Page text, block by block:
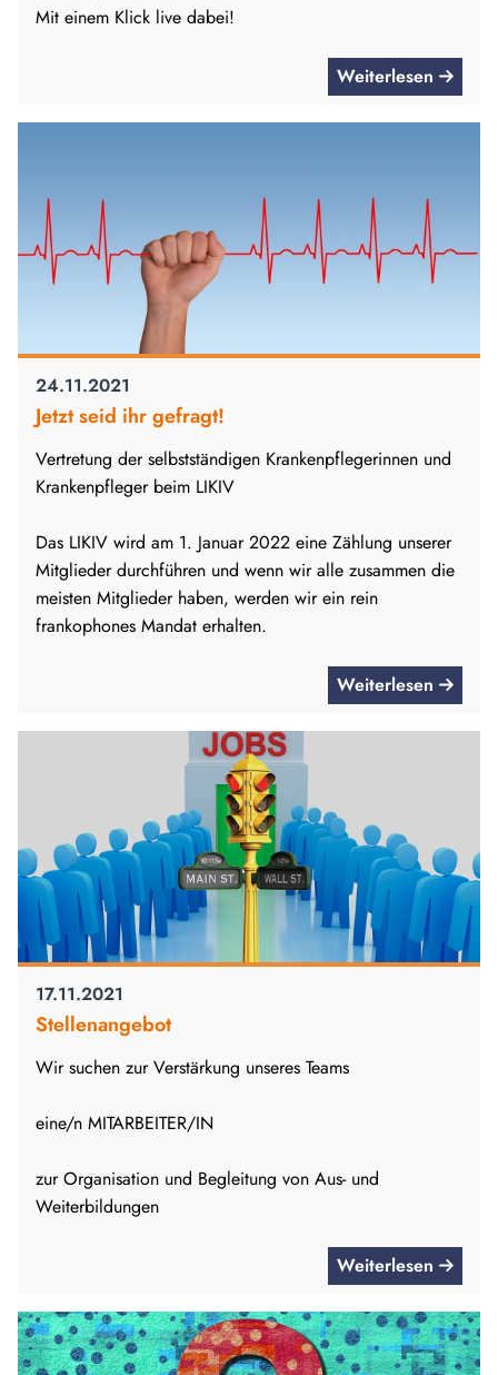
Mit einem Klick live dabei!
Weiterlesen
24.11.2021
Jetzt seid ihr gefragt!
Vertretung der selbstständigen Krankenpflegerinnen und
Krankenpfleger beim LIKIV
Das LIKIV wird am 1. Januar 2022 eine Zählung unserer
Mitglieder durchführen und wenn wir alle zusammen die
meisten Mitglieder haben, werden wir ein rein
frankophones Mandat erhalten.
Weiterlesen
17.11.2021
Stellenangebot
Wir suchen zur Verstärkung unseres Teams
eine/n MITARBEITER/IN
zur Organisation und Begleitung von Aus- und
Weiterbildungen
Weiterlesen